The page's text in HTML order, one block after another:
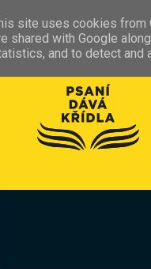
site uses cookies from
shared with Google
and to detect and